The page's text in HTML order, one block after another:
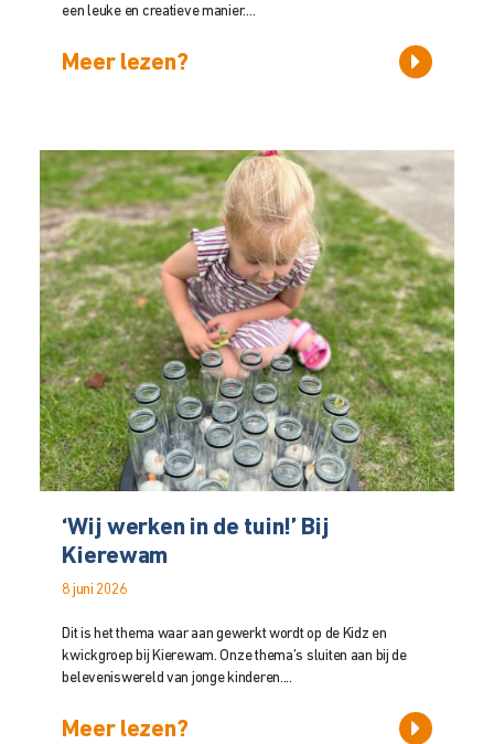
een leuke en creatieve manier....
Meer lezen?
‘Wij werken in de tuin!’ Bij
Kierewam
8 juni 2026
Dit is het thema waar aan gewerkt wordt op de Kidz en
kwickgroep bij Kierewam. Onze thema’s sluiten aan bij de
beleveniswereld van jonge kinderen....
Meer lezen?